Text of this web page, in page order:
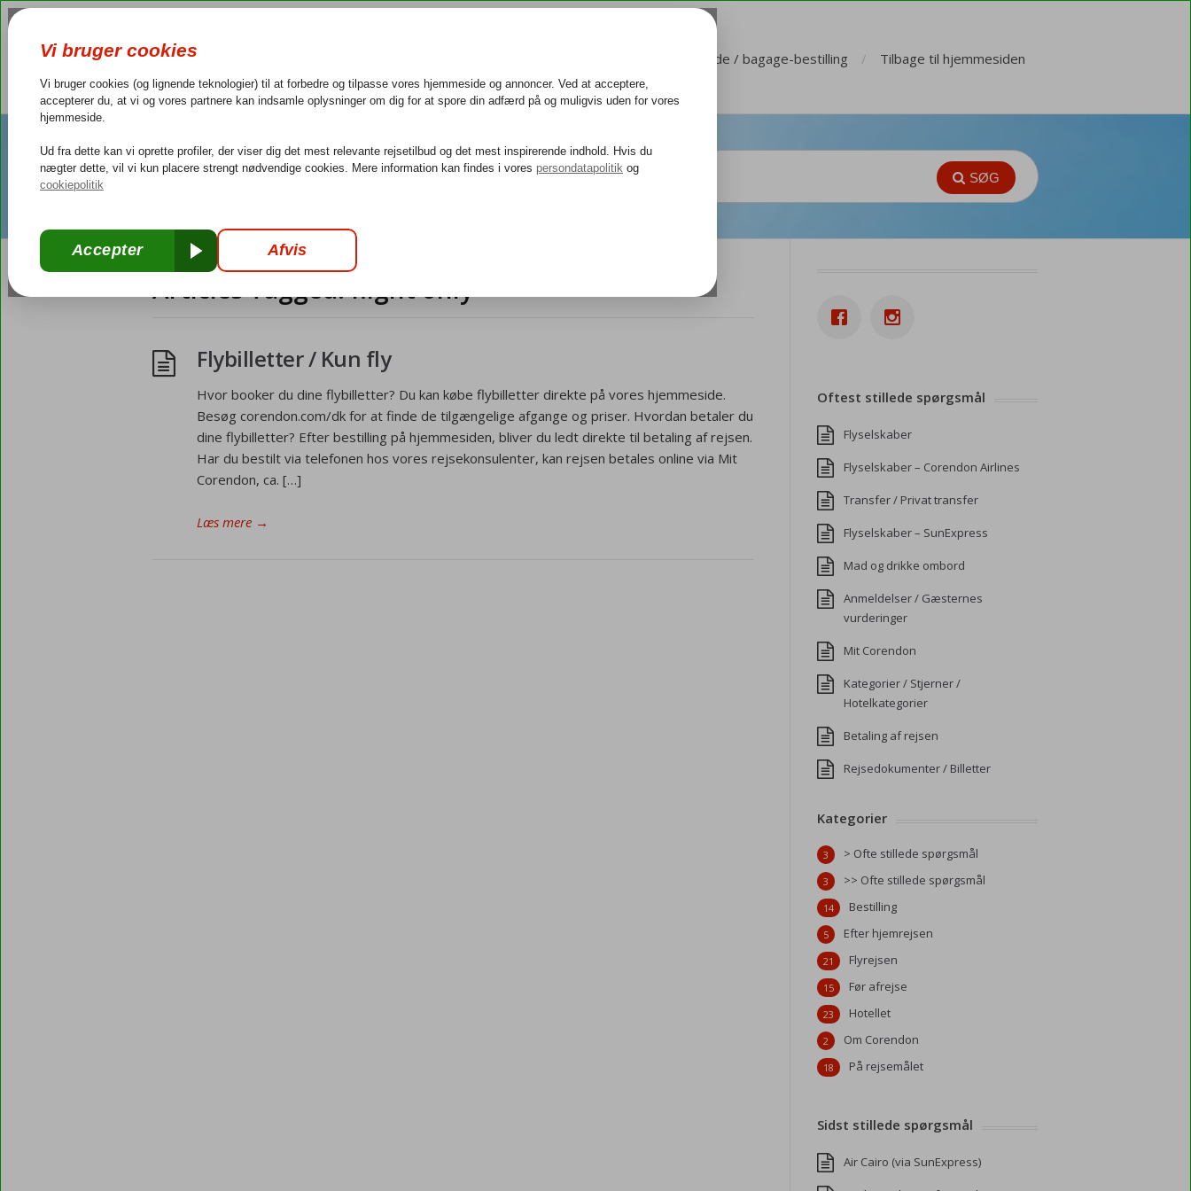
Sæde / bagage-bestilling Tilbage til hjemmesiden
SØG
Articles Tagged: flight only
Flybilletter / Kun fly
Hvor booker du dine flybilletter? Du kan købe flybilletter direkte på vores hjemmeside.
Besøg corendon.com/dk for at finde de tilgængelige afgange og priser. Hvordan betaler du
dine flybilletter? Efter bestilling på hjemmesiden, bliver du ledt direkte til betaling af rejsen.
Har du bestilt via telefonen hos vores rejsekonsulenter, kan rejsen betales online via Mit
Corendon, ca. […]
Læs mere →
Oftest stillede spørgsmål
Flyselskaber
Flyselskaber – Corendon Airlines
Transfer / Privat transfer
Flyselskaber – SunExpress
Mad og drikke ombord
Anmeldelser / Gæsternes
vurderinger
Mit Corendon
Kategorier / Stjerner /
Hotelkategorier
Betaling af rejsen
Rejsedokumenter / Billetter
Kategorier
> Ofte stillede spørgsmål
3
>> Ofte stillede spørgsmål
3
Bestilling
14
Efter hjemrejsen
5
Flyrejsen
21
Før afrejse
15
Hotellet
23
Om Corendon
2
På rejsemålet
18
Sidst stillede spørgsmål
Air Cairo (via SunExpress)